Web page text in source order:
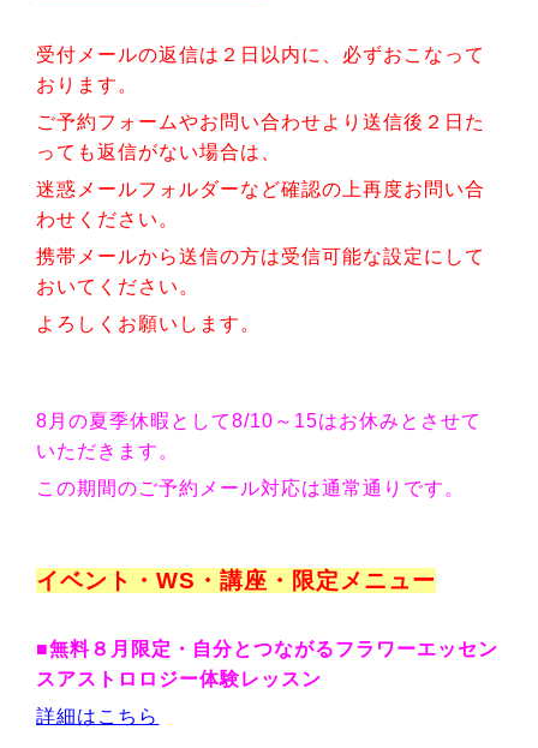
受付メールの返信は２日以内に、必ずおこなって
おります。
ご予約フォームやお問い合わせより送信後２日た
っても返信がない場合は、
迷惑メールフォルダーなど確認の上再度お問い合
わせください。
携帯メールから送信の方は受信可能な設定にして
おいてください。
よろしくお願いします。
8月の夏季休暇として8/10～15はお休みとさせて
いただきます。
この期間のご予約メール対応は通常通りです。
イベント・WS・講座・限定メニュー
■無料８月限定・自分とつながるフラワーエッセン
スアストロロジー体験レッスン
詳細はこちら